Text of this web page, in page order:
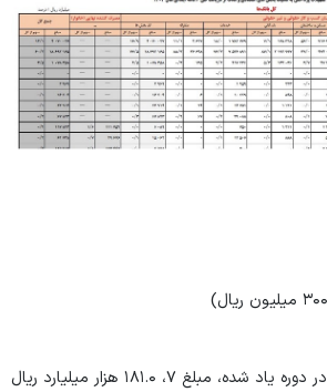
از کل تسهیلات پرداختی در دوره یاد شده، مبلغ ۷، ۱۸۱.۰ هزار میلیارد ریال